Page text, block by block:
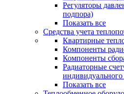
Регуляторы
подпора)
Показать все
Средства учета
Квартирные
Компоненты
Компоненты
Радиаторные
индивидуального
Показать все